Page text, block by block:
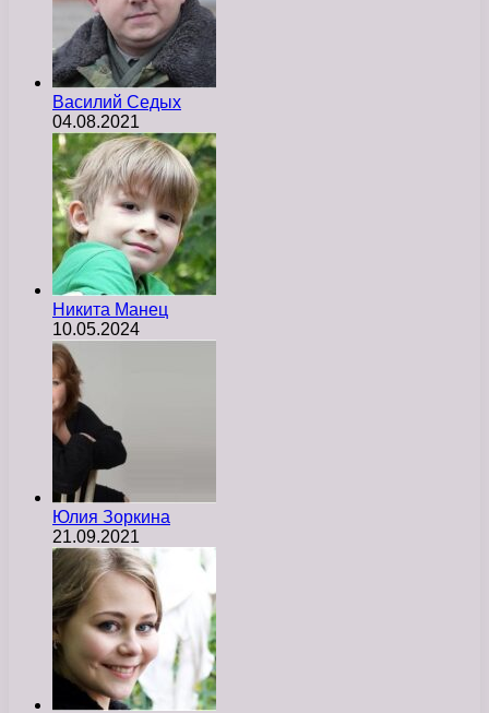
Василий Седых
04.08.2021
Никита Манец
10.05.2024
Юлия Зоркина
21.09.2021